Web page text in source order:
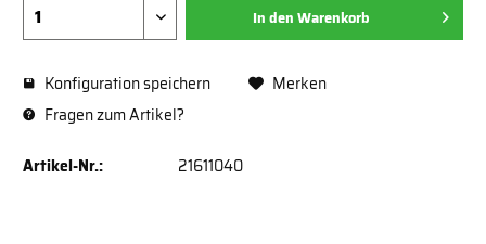
In den Warenkorb
Konfiguration speichern
Merken
Fragen zum Artikel?
Artikel-Nr.: 21611040